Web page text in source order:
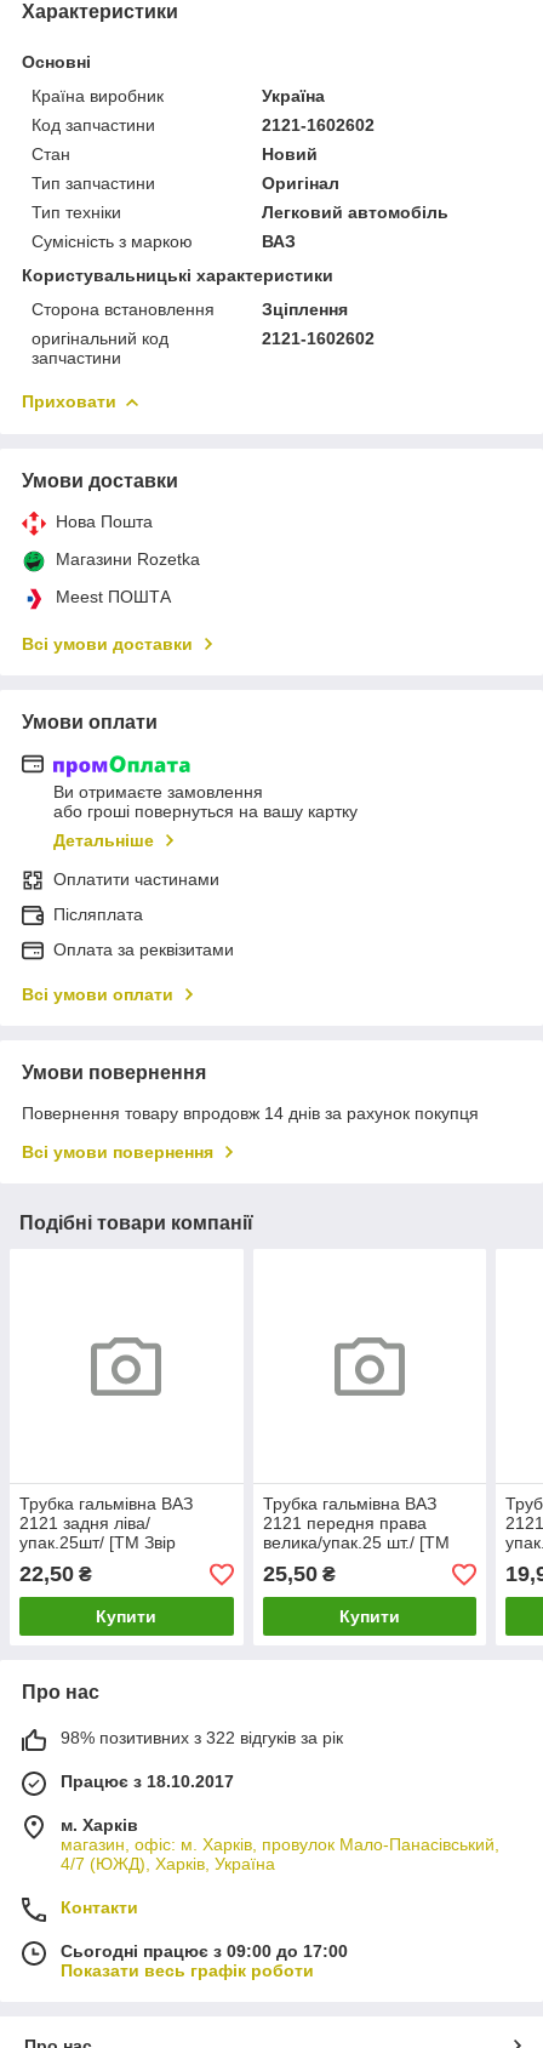
Характеристики
Основні
Країна виробник
Україна
Код запчастини
2121-1602602
Стан
Новий
Тип запчастини
Оригінал
Тип техніки
Легковий автомобіль
Сумісність з маркою
ВАЗ
Користувальницькі характеристики
Сторона встановлення
Зціплення
оригінальний код
запчастини
2121-1602602
Приховати
Умови доставки
Нова Пошта
Магазини Rozetka
Meest ПОШТА
Всі умови доставки
Умови оплати
Ви отримаєте замовлення
або гроші повернуться на вашу картку
Детальніше
Оплатити частинами
Післяплата
Оплата за реквізитами
Всі умови оплати
Умови повернення
Повернення товару впродовж 14 днів за рахунок покупця
Всі умови повернення
Подібні товари компанії
Трубка гальмівна ВАЗ
2121 задня ліва/
упак.25шт/ [ТМ Звір
Україна] (2121-3506110)
22,50 ₴
Купити
Трубка гальмівна ВАЗ
2121 передня права
велика/упак.25 шт./ [ТМ
25,50₴
Купити
Про нас
98% позитивних з 322 відгуків за рік
Працює з 18.10.2017
м. Харків
магазин, офіс: м. Харків, провулок Мало-Панасівський,
4/7 (ЮЖД), Харків, Україна
Контакти
Сьогодні працює з 09:00 до 17:00
Показати весь графік роботи